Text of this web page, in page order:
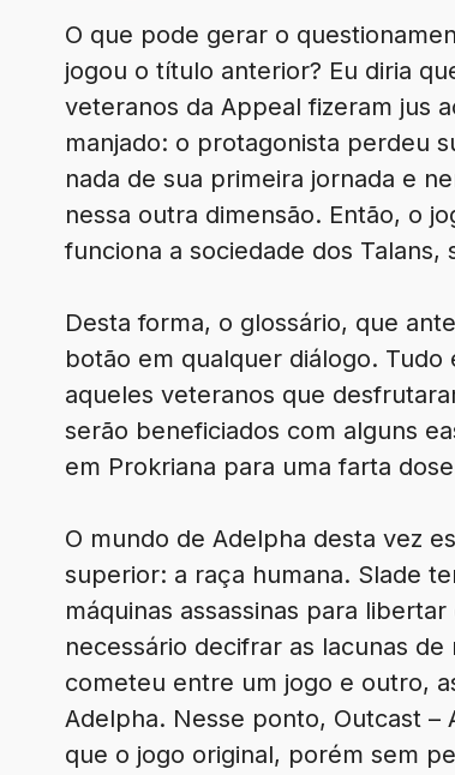
O que pode gerar o
jogou o título anterior? Eu diria
veteranos da Appeal fizeram jus
manjado: o protagonista perdeu
nada de sua primeira jornada e
nessa outra dimensão. Então, o
funciona a sociedade dos
Desta forma, o glossário, que
botão em qualquer diálogo.
aqueles veteranos que
serão beneficiados com alguns
em Prokriana para uma farta
O mundo de Adelpha desta vez
superior: a raça humana. Slade
máquinas assassinas para
necessário decifrar as lacunas
cometeu entre um jogo e outro,
Adelpha. Nesse ponto, Outcast –
que o jogo original, porém sem